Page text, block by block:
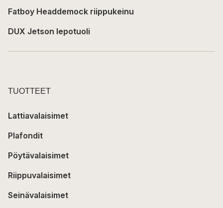
Fatboy Headdemock riippukeinu
DUX Jetson lepotuoli
TUOTTEET
Lattiavalaisimet
Plafondit
Pöytävalaisimet
Riippuvalaisimet
Seinävalaisimet